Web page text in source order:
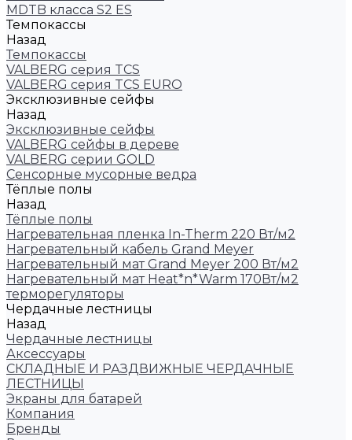
MDTB класса S2 ES
Темпокассы
Назад
Темпокассы
VALBERG серия TCS
VALBERG серия TCS EURO
Эксклюзивные сейфы
Назад
Эксклюзивные сейфы
VALBERG сейфы в дереве
VALBERG серии GOLD
Сенсорные мусорные ведра
Тёплые полы
Назад
Тёплые полы
Нагревательная пленка In-Therm 220 Вт/м2
Нагревательный кабель Grand Meyer
Нагревательный мат Grand Meyer 200 Вт/м2
Нагревательный мат Heat*n*Warm 170Вт/м2
терморегуляторы
Чердачные лестницы
Назад
Чердачные лестницы
Аксессуары
СКЛАДНЫЕ И РАЗДВИЖНЫЕ ЧЕРДАЧНЫЕ
ЛЕСТНИЦЫ
Экраны для батарей
Компания
Бренды